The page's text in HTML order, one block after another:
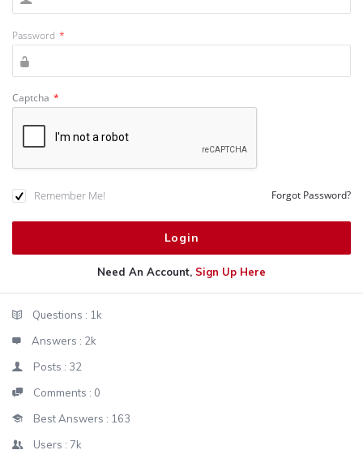
Password *
Captcha *
Remember Me! Forgot Password?
Need An Account, Sign Up Here
StatsQuestions : 1k
Answers : 2k
Posts : 32
Comments : 0
Best Answers : 163
Users : 7k